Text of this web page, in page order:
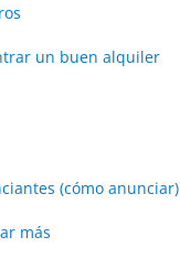
un buen alquiler
(cómo anunciar)
más